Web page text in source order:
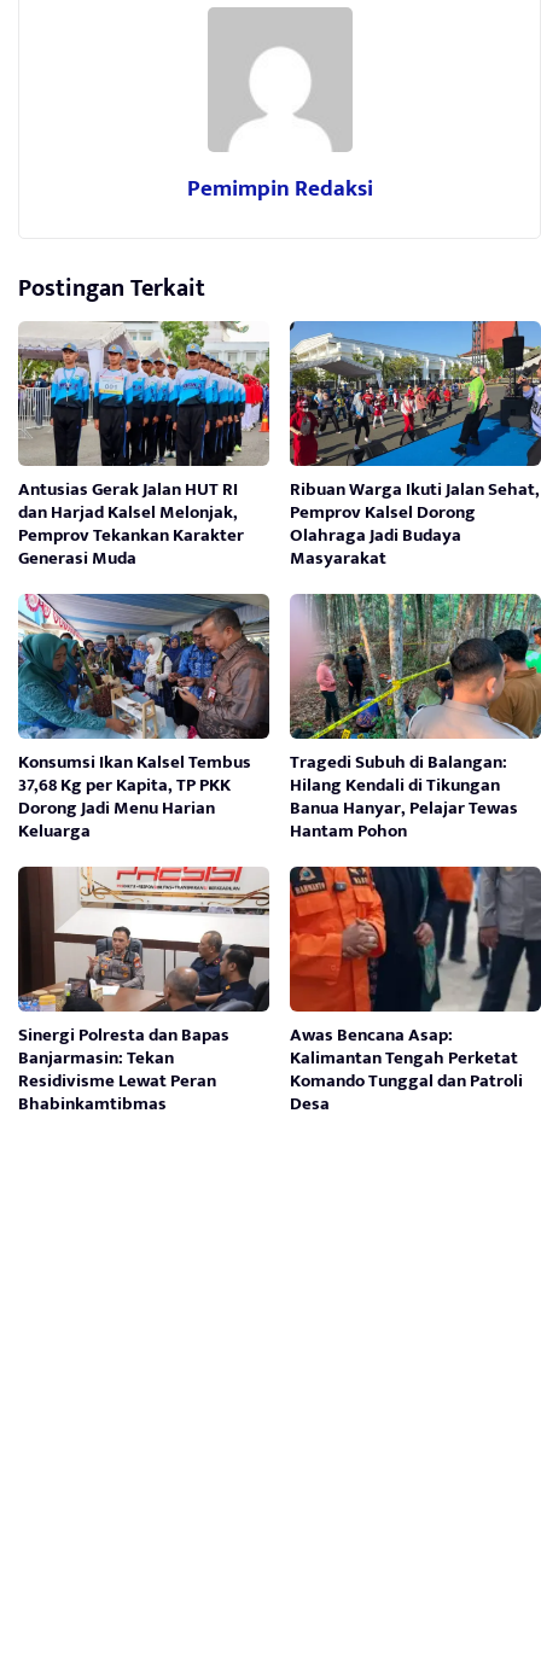
Pemimpin Redaksi
Postingan Terkait
Antusias Gerak Jalan HUT RI
dan Harjad Kalsel Melonjak,
Pemprov Tekankan Karakter
Generasi Muda
Ribuan Warga Ikuti Jalan Sehat,
Pemprov Kalsel Dorong
Olahraga Jadi Budaya
Masyarakat
Konsumsi Ikan Kalsel Tembus
37,68 Kg per Kapita, TP PKK
Dorong Jadi Menu Harian
Keluarga
Tragedi Subuh di Balangan:
Hilang Kendali di Tikungan
Banua Hanyar, Pelajar Tewas
Hantam Pohon
Sinergi Polresta dan Bapas
Banjarmasin: Tekan
Residivisme Lewat Peran
Bhabinkamtibmas
Awas Bencana Asap:
Kalimantan Tengah Perketat
Komando Tunggal dan Patroli
Desa